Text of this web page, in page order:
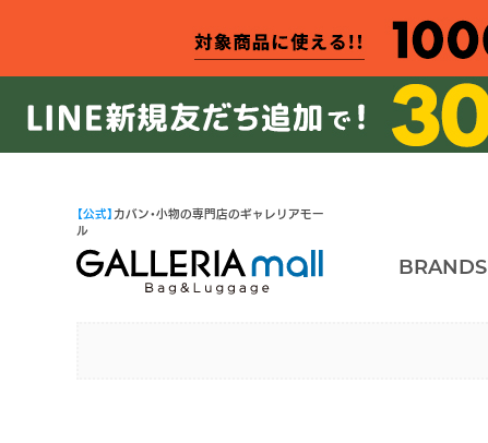
【公式】 カバン・小物の専門店のギャレリアモー
ル
BRANDS